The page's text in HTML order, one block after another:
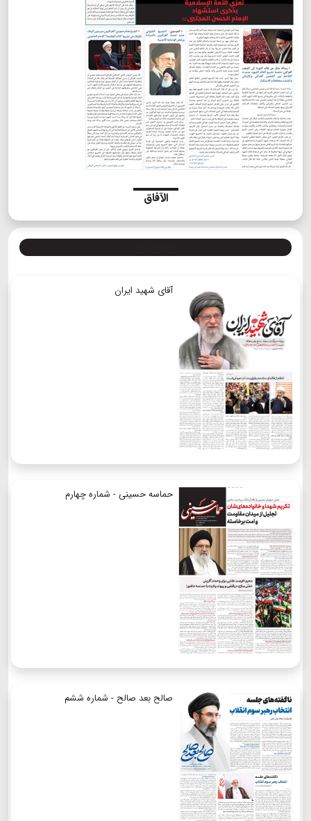
الآفاق
آقای شهید ایران
حماسه حسینی - شماره چهارم
صالح بعد صالح - شماره ششم